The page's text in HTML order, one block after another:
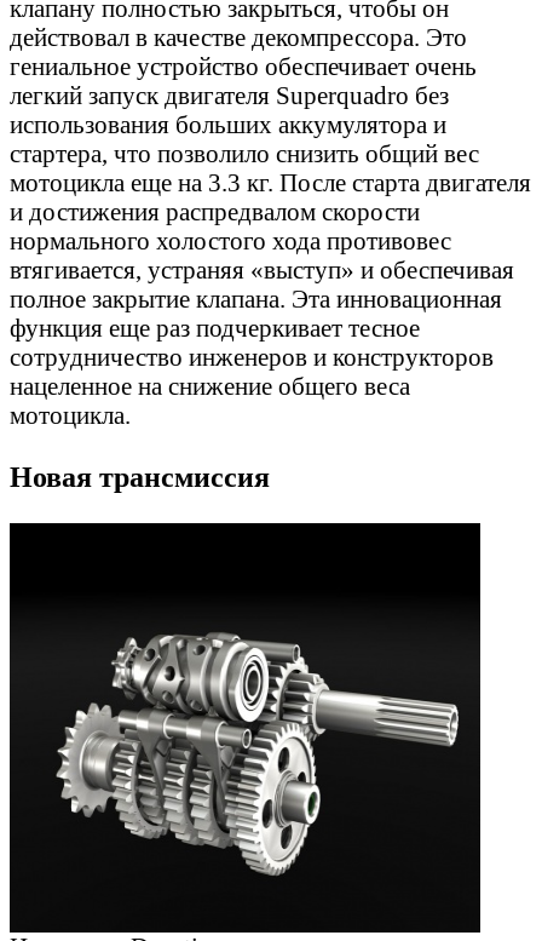
клапану полностью закрыться, чтобы он
действовал в качестве декомпрессора. Это
гениальное устройство обеспечивает очень
легкий запуск двигателя Superquadro без
использования больших аккумулятора и
стартера, что позволило снизить общий вес
мотоцикла еще на 3.3 кг. После старта двигателя
и достижения распредвалом скорости
нормального холостого хода противовес
втягивается, устраняя «выступ» и обеспечивая
полное закрытие клапана. Эта инновационная
функция еще раз подчеркивает тесное
сотрудничество инженеров и конструкторов
нацеленное на снижение общего веса
мотоцикла.
Новая трансмиссия